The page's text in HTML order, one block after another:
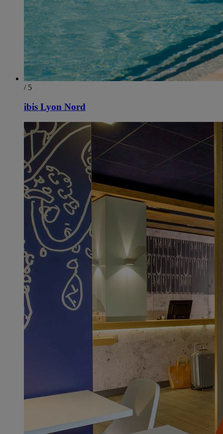
/ 5
ibis Lyon Nord